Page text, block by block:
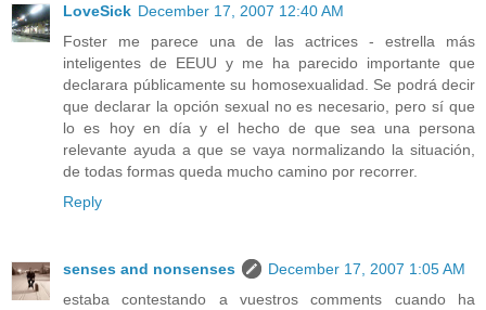
LoveSick December 17, 2007 12:40 AM
Foster me parece una de las actrices - estrella más
inteligentes de EEUU y me ha parecido importante que
declarara públicamente su homosexualidad. Se podrá decir
que declarar la opción sexual no es necesario, pero sí que
lo es hoy en día y el hecho de que sea una persona
relevante ayuda a que se vaya normalizando la situación,
de todas formas queda mucho camino por recorrer.
Reply
senses and nonsenses
December 17, 2007 1:05 AM
estaba contestando a vuestros comments cuando ha